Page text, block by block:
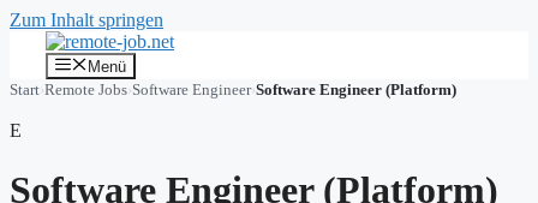
Zum Inhalt springen
Menü
Start›Remote Jobs›Software Engineer›Software Engineer (Platform)
E
Software Engineer (Platform)